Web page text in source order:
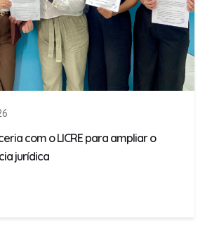
com o LICRE para ampliar o
jurídica